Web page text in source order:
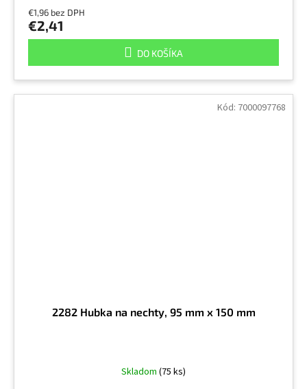
€1,96 bez DPH
€2,41
DO KOŠÍKA
2282 Hubka na nechty, 95 mm x 150 mm
Skladom (75 ks)
Kód: 7000097768